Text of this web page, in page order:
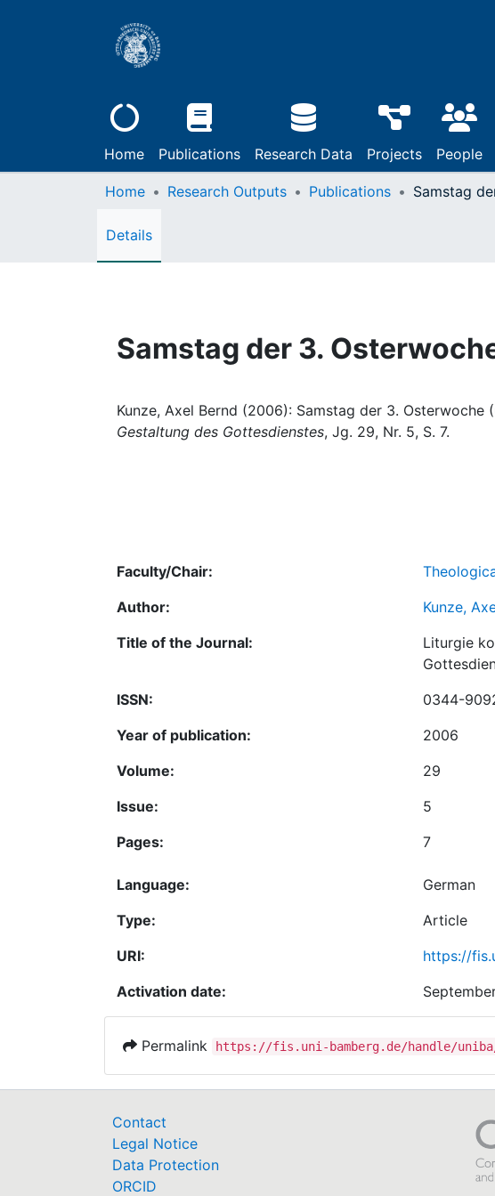
Home Publications Research Data Projects People
Home Research Outputs Publications
Details
Samstag der 3.
Kunze, Axel Bernd (2006): Samstag der 3. Osterwoche
Gestaltung des Gottesdienstes, Jg. 29, Nr. 5, S. 7.
Faculty/Chair:
Author:
Kunze,
Title of the Journal:
Liturgie
ISSN:
0344-
Year of publication:
2006
Volume:
29
Issue:
5
Pages:
7
Language:
German
Type:
Article
URI:
https://
Activation date:
Permalink https://fis.uni-bamberg.de/handle/uniba/
Contact
Legal Notice
Data Protection
ORCID